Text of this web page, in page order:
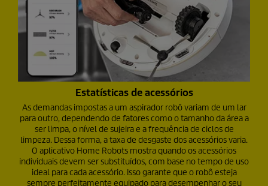
Estatísticas de acessórios
As demandas impostas a um aspirador robô variam de um lar
para outro, dependendo de fatores como o tamanho da área a
ser limpa, o nível de sujeira e a frequência de ciclos de
limpeza. Dessa forma, a taxa de desgaste dos acessórios varia.
O aplicativo Home Robots mostra quando os acessórios
individuais devem ser substituídos, com base no tempo de uso
ideal para cada acessório. Isso garante que o robô esteja
sempre perfeitamente equipado para desempenhar o seu